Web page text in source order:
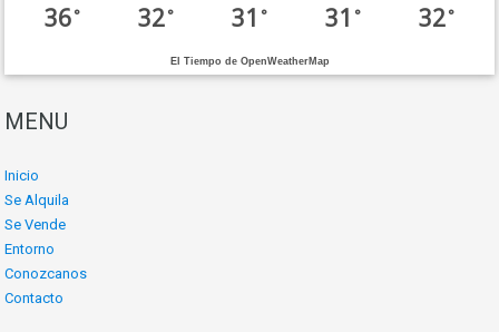
36° 32° 31 ° 31 ° 32°
El Tiempo de OpenWeatherMap
MENU
Inicio
Se Alquila
Se Vende
Entorno
Conozcanos
Contacto